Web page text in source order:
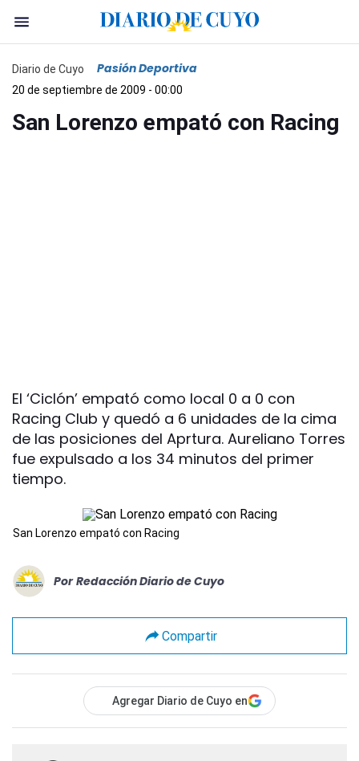
Diario de Cuyo Pasión Deportiva
20 de septiembre de 2009 - 00:00
San Lorenzo empató con Racing
El ‘Ciclón’ empató como local 0 a 0 con
Racing Club y quedó a 6 unidades de la cima
de las posiciones del Aprtura. Aureliano Torres
fue expulsado a los 34 minutos del primer
tiempo.
San Lorenzo empató con Racing
Por Redacción Diario de Cuyo
Compartir
Agregar Diario de Cuyo en